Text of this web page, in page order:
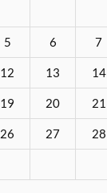
5 6 7
12 13 14
19 20 21
26 27 28